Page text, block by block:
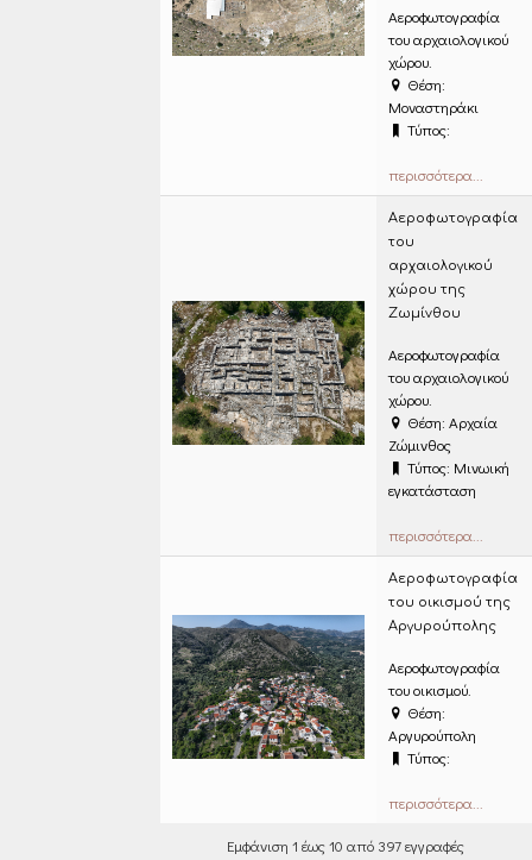
Αεροφωτογραφία
του αρχαιολογικού
χώρου.
Θέση:
Μοναστηράκι
Τύπος:
περισσότερα...
Αεροφωτογραφία
του
αρχαιολογικού
χώρου της
Ζωμίνθου
Αεροφωτογραφία
του αρχαιολογικού
χώρου.
Θέση: Αρχαία
Ζώμινθος
Τύπος: Μινωική
εγκατάσταση
περισσότερα...
Αεροφωτογραφία
του οικισμού της
Αργυρούπολης
Αεροφωτογραφία
του οικισμού.
Θέση:
Αργυρούπολη
Τύπος:
περισσότερα...
Εμφάνιση 1 έως 10 από 397 εγγραφές